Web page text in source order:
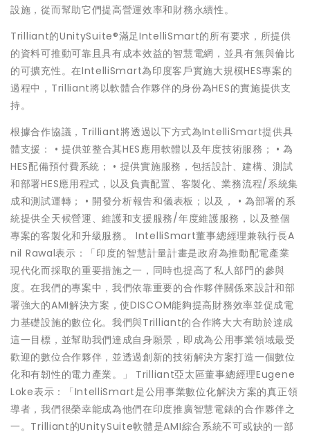
設施，從而幫助它們提高營運效率和財務永續性。
Trilliant的UnitySuite®滿足IntelliSmart的所有要求，所提供
的資料可推動可靠且具有成本效益的智慧電網，並具有無與倫比
的可擴充性。在IntelliSmart為印度客戶實施大規模HES專案的
過程中，Trilliant將以軟體合作夥伴的身份為HES的實施提供支
持。
根據合作協議，Trilliant將透過以下方式為IntelliSmart提供具
體支援： • 提供並整合其HES應用軟體以及年度技術服務； • 為
HES配備預付費系統； • 提供實施服務，包括設計、建構、測試
和部署HES應用程式，以及負責配置、客製化、業務流程/系統集
成和測試運轉； • 開發分析報告和儀表板；以及， • 為部署的系
統提供全天候營運、維護和支援服務/年度維護服務，以及整個
專案的客製化和升級服務。 IntelliSmart董事總經理兼執行長A
nil Rawal表示：「印度的智慧計量計畫是政府為推動配電產業
現代化而採取的重要措施之一，同時也提高了私人部門的參與
度。在我們的專案中，我們依靠重要的合作夥伴關係來設計和部
署強大的AMI解決方案，使DISCOM能夠提高財務效率並促成電
力基礎設施的數位化。我們與Trilliant的合作將大大有助於達成
這一目標，並幫助我們達成自身願景，即成為公用事業領域最受
歡迎的數位合作夥伴，並透過創新的技術解決方案打造一個數位
化和有韌性的電力產業。」 Trilliant亞太區董事總經理Eugene
Loke表示：「IntelliSmart是公用事業數位化解決方案的真正領
導者，我們很榮幸能成為他們在印度推廣智慧電錶的合作夥伴之
一。Trilliant的UnitySuite軟體是AMI綜合系統不可或缺的一部